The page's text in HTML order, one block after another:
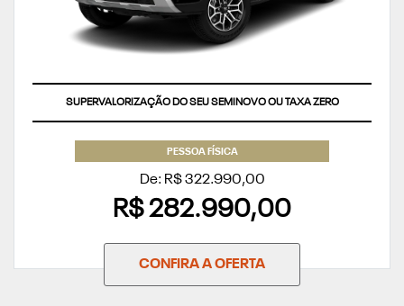
SUPERVALORIZAÇÃO DO SEU SEMINOVO OU TAXA ZERO
PESSOA FÍSICA
De: R$ 322.990,00
R$ 282.990,00
CONFIRA A OFERTA